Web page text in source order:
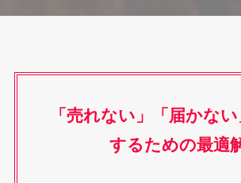
「売れない」「届かな
するための最適